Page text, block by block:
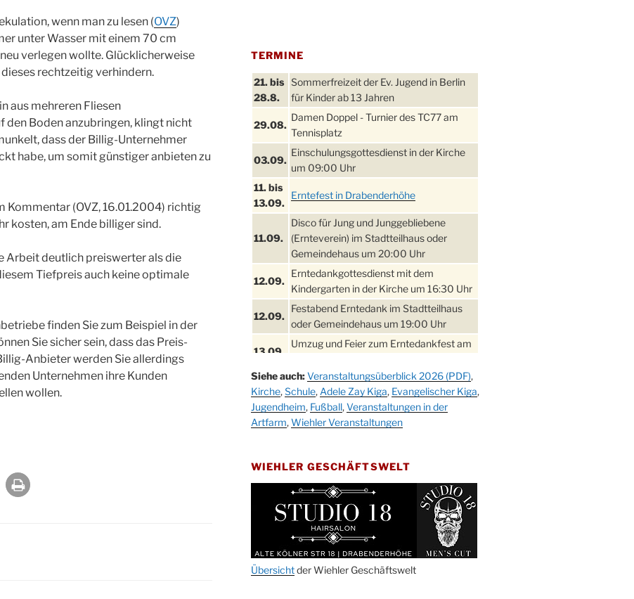
wenn man zu lesen (OVZ)
unter Wasser mit einem 70 cm
verlegen wollte. Glücklicherweise
rechtzeitig verhindern.
aus mehreren Fliesen
den Boden anzubringen, klingt nicht
dass der Billig-Unternehmer
habe, um somit günstiger anbieten zu
Kommentar (OVZ, 16.01.2004) richtig
kosten, am Ende billiger sind.
Arbeit deutlich preiswerter als die
Tiefpreis auch keine optimale
finden Sie zum Beispiel in der
Sie sicher sein, dass das Preis-
Anbieter werden Sie allerdings
Unternehmen ihre Kunden
wollen.
TERMINE
21. bis
28.8.
Sommerfreizeit der Ev. Jugend in Berlin
für Kinder ab 13 Jahren
29.08.
Damen Doppel - Turnier des TC77 am
Tennisplatz
03.09.
Einschulungsgottesdienst in der Kirche
um 09:00 Uhr
11. bis
13.09.
Erntefest in Drabenderhöhe
11.09.
Disco für Jung und Junggebliebene
(Ernteverein) im Stadtteilhaus oder
Gemeindehaus um 20:00 Uhr
12.09.
Erntedankgottesdienst mit dem
Kindergarten in der Kirche um 16:30 Uhr
12.09.
Festabend Erntedank im Stadtteilhaus
oder Gemeindehaus um 19:00 Uhr
13.09.
Umzug und Feier zum Erntedankfest am
19.09.
Schlagerabend im Stadtteilhaus
Drabenderhöhe
25. u.
26.09.
Oktoberfest im Cafe XXS
10-12 Uhr
Afterwork-Andacht um 18:00 Uhr in der
Sandmännchen-Gottesdienst in der
Kirche oder im Ev. Gemeindehaus um
18:00 Uhr
11.10.
Oktoberfest MGV im Stadtteilhaus um
Siehe auch: Veranstaltungsüberblick 2026 (PDF),
Kirche,Schule, Adele Zay Kiga, Evangelischer Kiga,
Jugendheim, Fußball,Veranstaltungen in der
Artfarm,Wiehler Veranstaltungen
WIEHLER GESCHÄFTSWELT
Übersichtder Wiehler Geschäftswelt